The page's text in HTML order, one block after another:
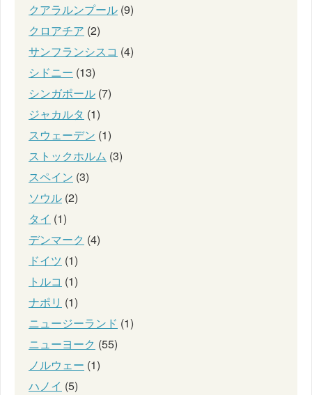
クアラルンプール (9)
クロアチア (2)
サンフランシスコ (4)
シドニー (13)
シンガポール (7)
ジャカルタ (1)
スウェーデン (1)
ストックホルム (3)
スペイン (3)
ソウル (2)
タイ (1)
デンマーク (4)
ドイツ (1)
トルコ (1)
ナポリ (1)
ニュージーランド (1)
ニューヨーク (55)
ノルウェー (1)
ハノイ (5)